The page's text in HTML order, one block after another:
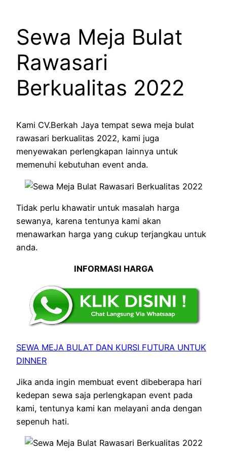
Sewa Meja Bulat
Rawasari
Berkualitas 2022
Kami CV.Berkah Jaya tempat sewa meja bulat
rawasari berkualitas 2022, kami juga
menyewakan perlengkapan lainnya untuk
memenuhi kebutuhan event anda.
Tidak perlu khawatir untuk masalah harga
sewanya, karena tentunya kami akan
menawarkan harga yang cukup terjangkau untuk
anda.
INFORMASI HARGA
SEWA MEJA BULAT DAN KURSI FUTURA UNTUK
DINNER
Jika anda ingin membuat event dibeberapa hari
kedepan sewa saja perlengkapan event pada
kami, tentunya kami kan melayani anda dengan
sepenuh hati.